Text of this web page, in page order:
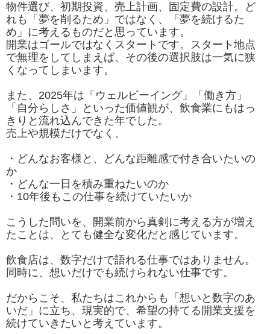
物件選び、初期投資、売上計画、固定費の設計。ど
れも「夢を削るため」ではなく、「夢を続けるた
め」に考えるものだと思っています。
開業はゴールではなくスタートです。スタート地点
で無理をしてしまえば、その後の選択肢は一気に狭
くなってしまいます。
また、2025年は「ウェルビーイング」「働き方」
「自分らしさ」といった価値観が、飲食業にもはっ
きりと流れ込んできた年でした。
売上や規模だけでなく、
・どんなお客様と、どんな距離感で付き合いたいの
か
・どんな一日を積み重ねたいのか
・10年後もこの仕事を続けていたいか
こうした問いを、開業前から真剣に考える方が増え
たことは、とても健全な変化だと感じています。
飲食店は、数字だけで語れる仕事ではありません。
同時に、想いだけでも続けられない仕事です。
だからこそ、私たちはこれからも「想いと数字のあ
いだ」に立ち、現実的で、希望の持てる開業支援を
続けていきたいと考えています。